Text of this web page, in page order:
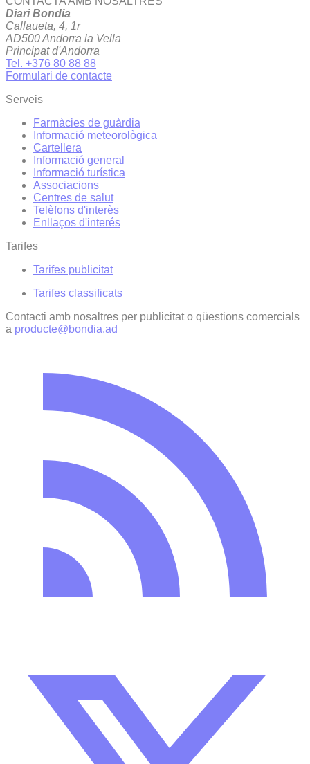
Diari Bondia
Callaueta, 4, 1r
AD500 Andorra la Vella
Principat d'Andorra
Tel. +376 80 88 88
Formulari de contacte
Serveis
Farmàcies de guàrdia
Informació meteorològica
Cartellera
Informació general
Informació turística
Associacions
Centres de salut
Telèfons d'interès
Enllaços d'interés
Tarifes
Tarifes publicitat
Tarifes classificats
Contacti amb nosaltres per publicitat o qüestions comercials
a producte@bondia.ad